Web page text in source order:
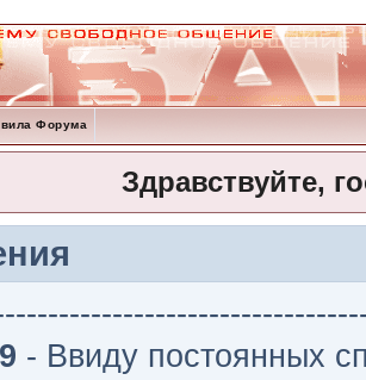
Форума
Здравствуйте,
- Ввиду постоянных